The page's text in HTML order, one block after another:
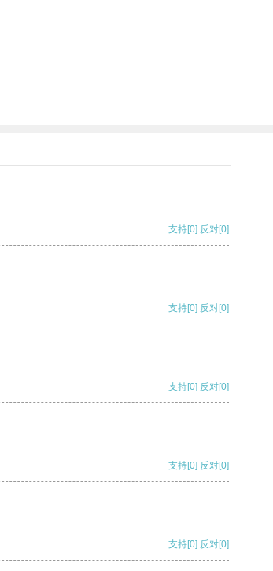
支持[0] 反对[0]
支持[0] 反对[0]
支持[0] 反对[0]
支持[0] 反对[0]
支持[0] 反对[0]